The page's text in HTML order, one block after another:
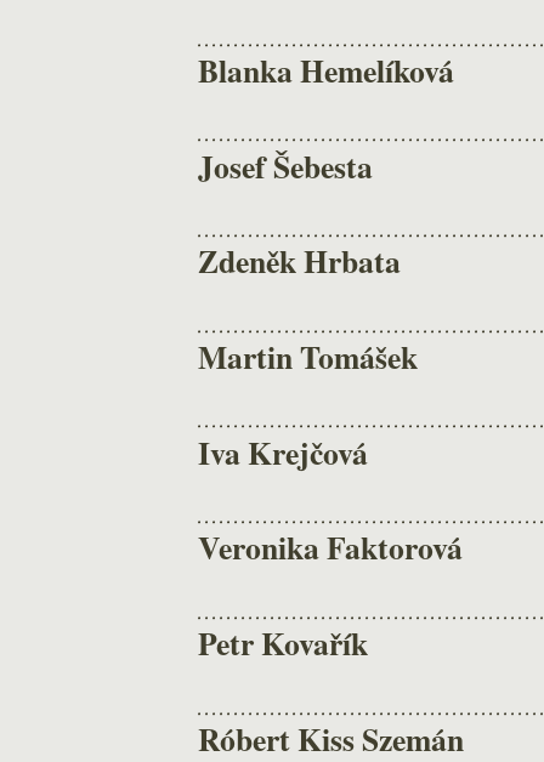
Blanka Hemelíková
Josef Šebesta
Zdeněk Hrbata
Martin Tomášek
Iva Krejčová
Veronika Faktorová
Petr Kovařík
Róbert Kiss Szemán